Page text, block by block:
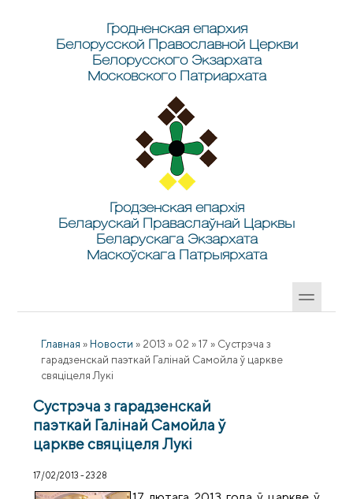
Гродненская епархия
Белорусской Православной Церкви
Белорусского Экзархата
Московского Патриархата
Гродзенская епархія
Беларускай Праваслаўнай Царквы
Беларускага Экзархата
Маскоўскага Патрыярхата
Главная » Новости » 2013 » 02 » 17 » Сустрэча з
гарадзенскай паэткай Галінай Самойла ў царкве
свяціцеля Лукі
Сустрэча з гарадзенскай
паэткай Галінай Самойла ў
царкве свяціцеля Лукі
17/02/2013 - 23:28